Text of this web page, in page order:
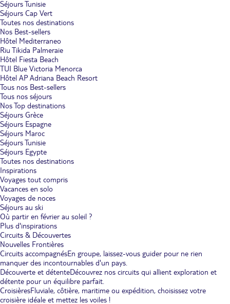
Séjours Tunisie
Séjours Cap Vert
Toutes nos destinations
Nos Best-sellers
Hôtel Mediterraneo
Riu Tikida Palmeraie
Hôtel Fiesta Beach
TUI Blue Victoria Menorca
Hôtel AP Adriana Beach Resort
Tous nos Best-sellers
Tous nos séjours
Nos Top destinations
Séjours Grèce
Séjours Espagne
Séjours Maroc
Séjours Tunisie
Séjours Egypte
Toutes nos destinations
Inspirations
Voyages tout compris
Vacances en solo
Voyages de noces
Séjours au ski
Où partir en février au soleil ?
Plus d'inspirations
Circuits & Découvertes
Nouvelles Frontières
Circuits accompagnésEn groupe, laissez-vous guider pour ne rien
manquer des incontournables d'un pays.
Découverte et détenteDécouvrez nos circuits qui allient exploration et
détente pour un équilibre parfait.
CroisièresFluviale, côtière, maritime ou expédition, choisissez votre
croisière idéale et mettez les voiles !